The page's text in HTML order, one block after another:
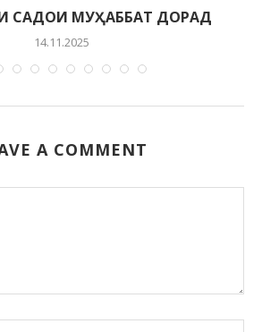
САДОИ МУҲАББАТ ДОРАД
14.11.2025
A COMMENT